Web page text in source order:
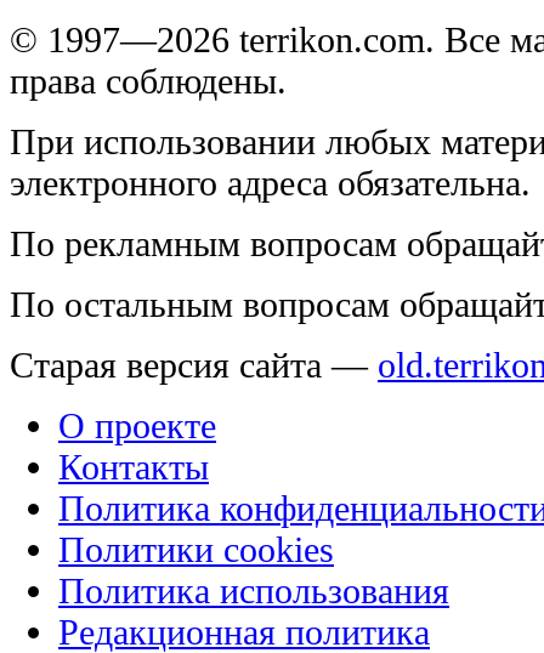
© 1997—2026 terrikon.com. Все
права соблюдены.
При использовании любых
электронного адреса обязательна.
По рекламным вопросам
По остальным вопросам
Старая версия сайта —
О проекте
Контакты
Политика
Политики cookies
Политика использования
Редакционная политика